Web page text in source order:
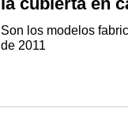
Son los modelos
de 2011